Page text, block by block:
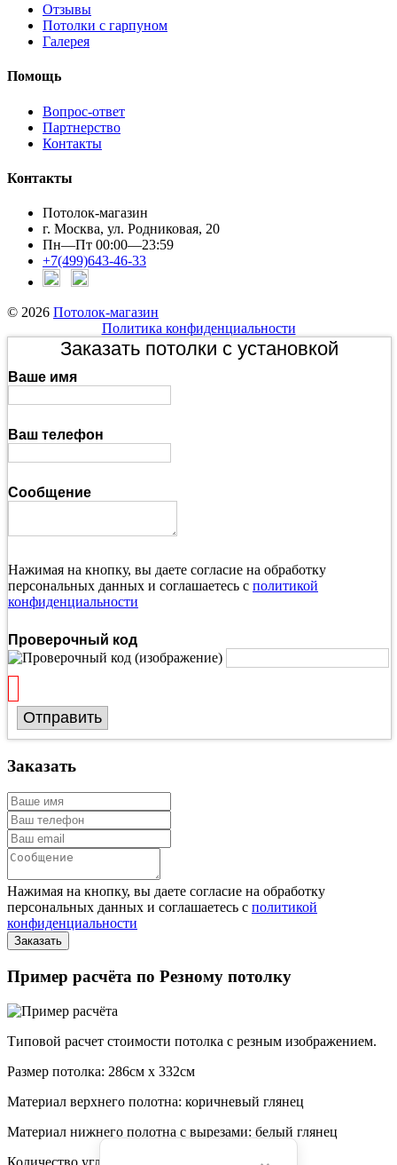
Отзывы
Потолки с гарпуном
Галерея
Помощь
Вопрос-ответ
Партнерство
Контакты
Контакты
Потолок-магазин
г. Москва, ул. Родниковая, 20
Пн—Пт 00:00—23:59
+7(499)643-46-33
© 2026 Потолок-магазин
Политика конфиденциальности
Заказать потолки с установкой
Ваше имя
Ваш телефон
Сообщение
Нажимая на кнопку, вы даете согласие на обработку
персональных данных и соглашаетесь с политикой
конфиденциальности
Проверочный код
Отправить
Заказать
Нажимая на кнопку, вы даете согласие на обработку
персональных данных и соглашаетесь с политикой
конфиденциальности
Пример расчёта по Резному потолку
Типовой расчет стоимости потолка с резным изображением.
Размер потолка: 286см x 332см
Материал верхнего полотна: коричневый глянец
Материал нижнего полотна с вырезами: белый глянец
Количество углов: 4